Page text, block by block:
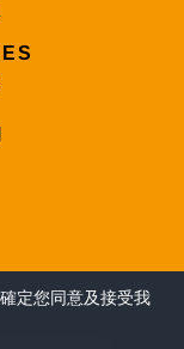
定您同意及接受我